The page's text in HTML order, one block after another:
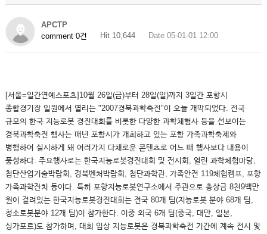
APCTP
comment 0건
Hit 10,644 Date 05-01-01 12:00
[서울=일간연예스포츠]10월 26일(금)부터 28일(일)까지 3일간 포항시
종합경기장 일원에서 열리는 "2007경북과학축전"이 오늘 개막되었다. 전국
규모의 한국 지능로봇 경진대회를 비롯한 다양한 과학체험사 등을 선보이는
경북과학축전 행사는 매년 포항시가 개최하고 있는 포항 가족과학축제와
병행하여 실시하게 돼 여러가지 다채로운 콘텐츠로 어느 때 행사보다 내용이
풍성하다. 주요행사로는 한국지능로봇경진대회 및 전시회, 열린 과학체험마당,
첨단산업기술박람회, 경북벤처박람회, 첨단과학관, 가족안전 119체험캠프, 포항
가족과학잔치 등이다. 특히 포항지능로봇연구소에서 주관으로 총상금 8천9백만
원이 걸려있는 한국지능로봇경진대회는 전국 80개 팀(지능로봇 분야 68개 팀,
청소로봇분야 12개 팀)이 참가한다. 이중 외국 6개 팀(중국, 대만, 일본,
싱가포르)도 참가하며, 대회 입상 지능로봇은 경북과학축전 기간에 계속 전시 및